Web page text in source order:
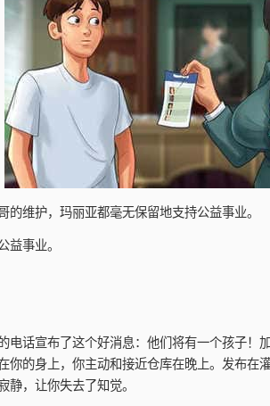
的维护，玛丽亚都毫无保留地支持公益事业。
益事业。
电话宣布了这个好消息：他们将有一个孩子！
你的身上，你主动和接近仓库在晚上。发布在
静，让你失去了知觉。